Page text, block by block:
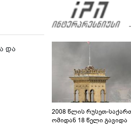
00:20
და
2008 წლის რუსეთ-
ომიდან 18 წელი გავიდა